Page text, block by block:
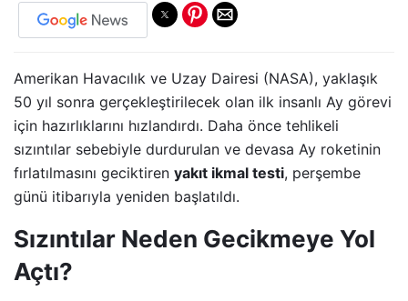
Amerikan Havacılık ve Uzay Dairesi (NASA), yaklaşık
50 yıl sonra gerçekleştirilecek olan ilk insanlı Ay görevi
için hazırlıklarını hızlandırdı. Daha önce tehlikeli
sızıntılar sebebiyle durdurulan ve devasa Ay roketinin
fırlatılmasını geciktiren yakıt ikmal testi, perşembe
günü itibarıyla yeniden başlatıldı.
Sızıntılar Neden Gecikmeye Yol
Açtı?